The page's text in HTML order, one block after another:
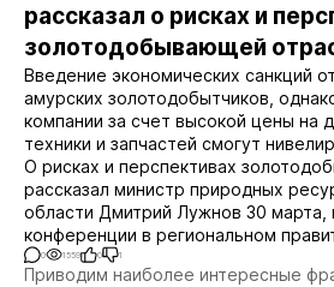
рассказал о рисках и
золотодобывающей
Введение экономических санкций
амурских золотодобытчиков,
компании за счет высокой цены на
техники и запчастей смогут
О рисках и перспективах
рассказал министр природных
области Дмитрий Лужнов 30 марта,
конференции в региональном
0 1559 0 1
Приводим наиболее интересные